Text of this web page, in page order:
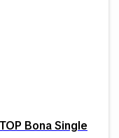
Bona Single